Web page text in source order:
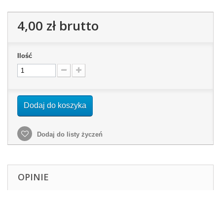
4,00 złbrutto
Ilość
Dodaj do koszyka
Dodaj do listy życzeń
OPINIE